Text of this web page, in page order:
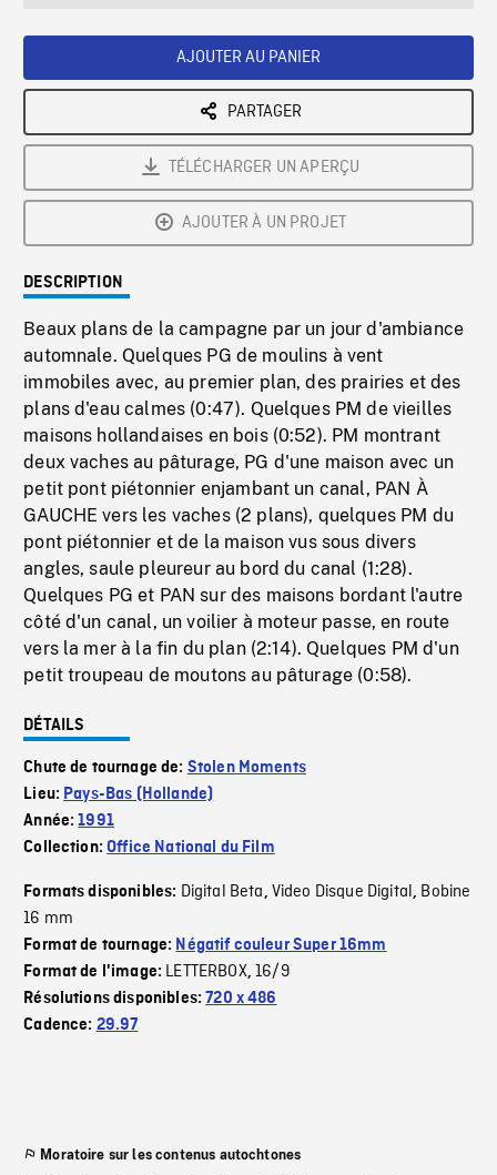
AJOUTER AU PANIER
PARTAGER
TÉLÉCHARGER UN APERÇU
AJOUTER À UN PROJET
DESCRIPTION
Beaux plans de la campagne par un jour d'ambiance
automnale. Quelques PG de moulins à vent
immobiles avec, au premier plan, des prairies et des
plans d'eau calmes (0:47). Quelques PM de vieilles
maisons hollandaises en bois (0:52). PM montrant
deux vaches au pâturage, PG d'une maison avec un
petit pont piétonnier enjambant un canal, PAN À
GAUCHE vers les vaches (2 plans), quelques PM du
pont piétonnier et de la maison vus sous divers
angles, saule pleureur au bord du canal (1:28).
Quelques PG et PAN sur des maisons bordant l'autre
côté d'un canal, un voilier à moteur passe, en route
vers la mer à la fin du plan (2:14). Quelques PM d'un
petit troupeau de moutons au pâturage (0:58).
DÉTAILS
Chute de tournage de: Stolen Moments
Lieu: Pays-Bas (Hollande)
Année:1991
Collection:Office National du Film
Formats disponibles: Digital Beta, Video Disque Digital, Bobine
16 mm
Format de tournage: Négatif couleur Super 16mm
Format de l'image: LETTERBOX,16/9
Résolutions disponibles:720 x 486
Cadence: 29.97
Moratoire sur les contenus autochtones